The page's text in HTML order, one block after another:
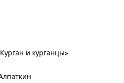
и курганцы»